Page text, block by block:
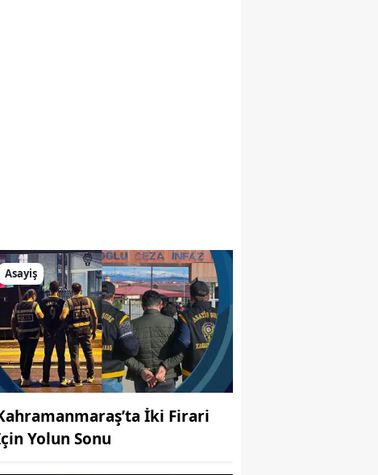
bir konser verecek
Asayiş
İki Firari
Yolun Sonu